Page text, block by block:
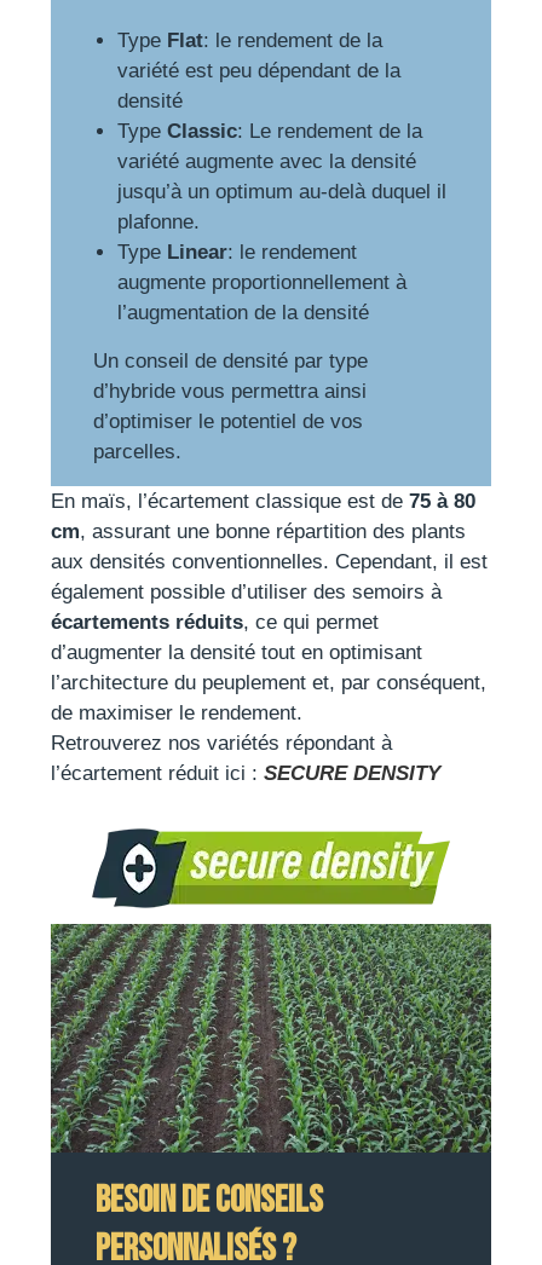
TypeFlat: le rendement de la
variété est peu dépendant de la
densité
TypeClassic: Le rendement de la
variété augmente avec la densité
jusqu’à un optimum au-delà duquel il
plafonne.
TypeLinear: le rendement
augmente proportionnellement à
l’augmentation de la densité
Un conseil de densité par type
d’hybride vous permettra ainsi
d’optimiser le potentiel de vos
parcelles.
En maïs, l’écartement classique est de75 à 80
cm, assurant une bonne répartition des plants
aux densités conventionnelles. Cependant, il est
également possible d’utiliser des semoirs à
écartements réduits, ce qui permet
d’augmenter la densité tout en optimisant
l’architecture du peuplement et, par conséquent,
de maximiser le rendement.
Retrouverez nos variétés répondant à
l’écartement réduit ici :SECURE DENSITY
Besoin de conseils
personnalisés ?